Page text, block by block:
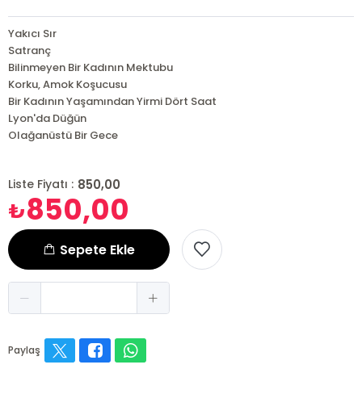
Yakıcı Sır
Satranç
Bilinmeyen Bir Kadının Mektubu
Korku, Amok Koşucusu
Bir Kadının Yaşamından Yirmi Dört Saat
Lyon'da Düğün
Olağanüstü Bir Gece
Liste Fiyatı : 850,00
₺850,00
Sepete Ekle
Paylaş